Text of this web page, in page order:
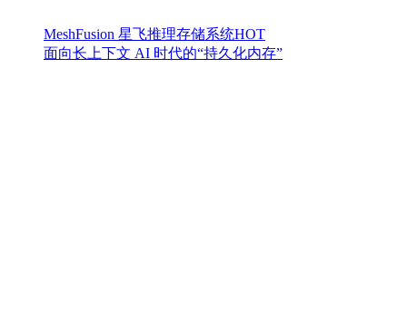
MeshFusion 星飞推理存储系统HOT
面向长上下文 AI 时代的“持久化内存”